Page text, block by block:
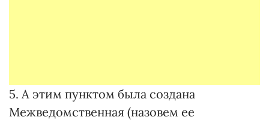
5. А этим пунктом была создана
Межведомственная (назовем ее